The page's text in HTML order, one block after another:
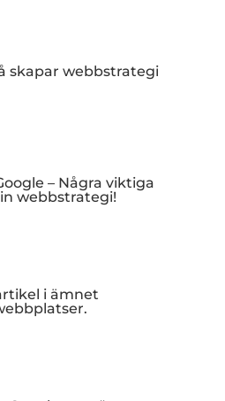
skapar webbstrategi
– Några viktiga
webbstrategi!
i ämnet